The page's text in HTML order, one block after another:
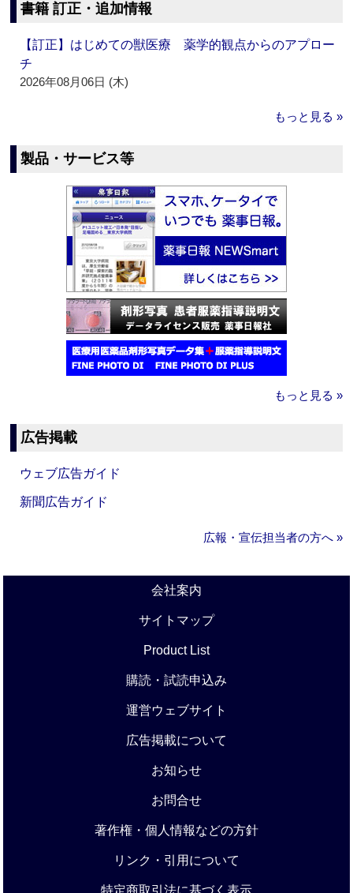
書籍 訂正・追加情報
【訂正】はじめての獣医療 薬学的観点からのアプロー
チ
2026年08月06日 (木)
もっと見る »
製品・サービス等
もっと見る »
広告掲載
ウェブ広告ガイド
新聞広告ガイド
広報・宣伝担当者の方へ »
会社案内
サイトマップ
Product List
購読・試読申込み
運営ウェブサイト
広告掲載について
お知らせ
お問合せ
著作権・個人情報などの方針
リンク・引用について